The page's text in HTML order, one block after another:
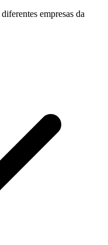
empresas da